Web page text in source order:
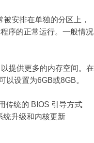
安排在单独的分区上，
序的正常运行。一般情况
提供更多的内存空间。在
设置为6GB或8GB。
传统的 BIOS 引导方式
统升级和内核更新